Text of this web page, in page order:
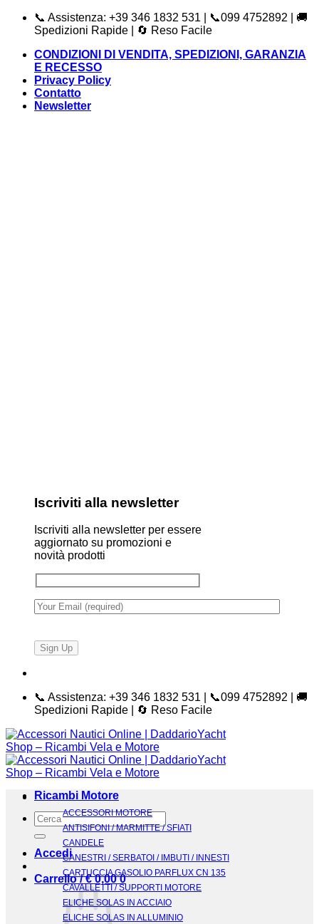
Salta
📞 Assistenza: +39 346 1832 531 | 📞099 4752892 | 🚚
Spedizioni Rapide | 🔄 Reso Facile
CONDIZIONI DI VENDITA, SPEDIZIONI, GARANZIA
E RECESSO
Privacy Policy
Contatto
Newsletter
Iscriviti alla newsletter
Iscriviti alla newsletter per essere
aggiornato su promozioni e
novità prodotti
📞 Assistenza: +39 346 1832 531 | 📞099 4752892 | 🚚
Spedizioni Rapide | 🔄 Reso Facile
Cerca:
Accedi
Carrello /€0,00 0
Ricambi Motore
ACCESSORI MOTORE
ANTISIFONI / MARMITTE / SFIATI
CANDELE
CANESTRI / SERBATOI / IMBUTI / INNESTI
CARTUCCIA GASOLIO PARFLUX CN 135
CAVALLETTI / SUPPORTI MOTORE
ELICHE SOLAS IN ACCIAIO
ELICHE SOLAS IN ALLUMINIO